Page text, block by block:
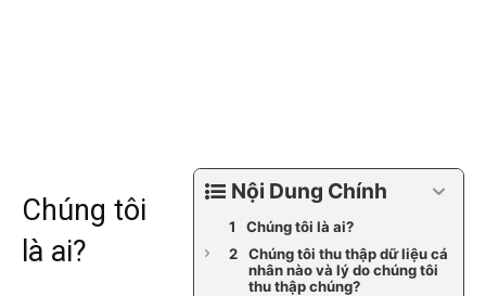
Nội Dung Chính
Chúng tôi là ai?
Chúng tôi thu thập dữ liệu cá
nhân nào và lý do chúng tôi
thu thập chúng?
Chúng tôi
là ai?